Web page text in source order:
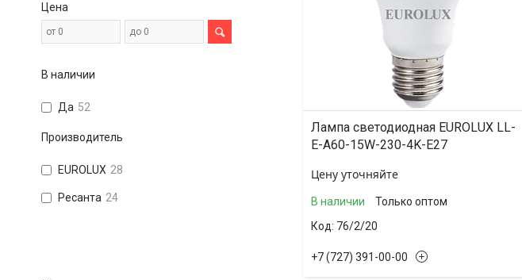
Лампа светодиодная EUROLUX LL-
E-A60-15W-230-4K-E27
Цену уточняйте
В наличии
Только оптом
76/2/20
+7 (727) 391-00-00
Цена
В наличии
Да 52
Производитель
EUROLUX 28
Ресанта 24